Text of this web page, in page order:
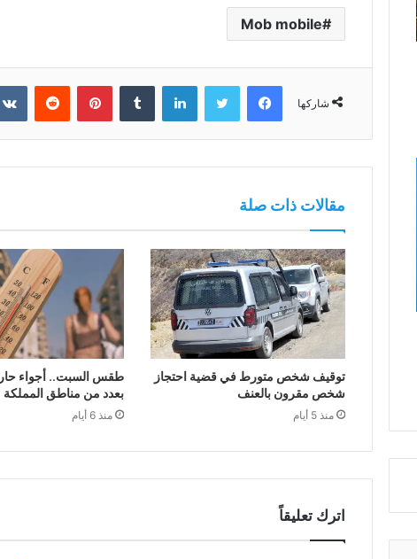
Mob mobile
شاركها
فيسبوك تويتر لينكدإن بينتيريست
مقالات ذات صلة
توقيف شخص متورط في قضية احتجاز
شخص مقرون بالعنف
منذ 5 أيام
طقس السبت.. أجواء
بعدد من مناطق المملكة
منذ 6 أيام
اترك تعليقاً